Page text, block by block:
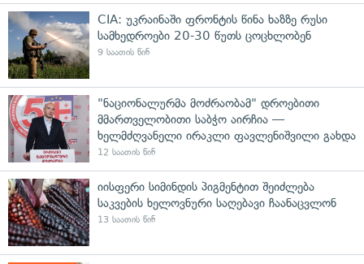
CIA: უკრაინაში ფრონტის წინა ხაზზე რუსი
სამხედროები 20-30 წუთს ცოცხლობენ
9 საათის წინ
"ნაციონალურმა მოძრაობამ" დროებითი
მმართველობითი საბჭო აირჩია —
ხელმძღვანელი ირაკლი ფავლენიშვილი გახდა
12 საათის წინ
იისფერი სიმინდის პიგმენტით შეიძლება
საკვების ხელოვნური საღებავი ჩაანაცვლონ
13 საათის წინ